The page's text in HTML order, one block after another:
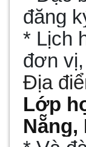
đăng
* Lịch
đơn
Địa
Lớp
Nẵng,